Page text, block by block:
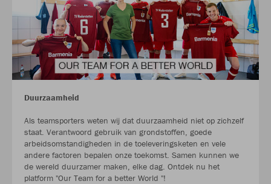
Duurzaamheid
Als teamsporters weten wij dat duurzaamheid niet op zichzelf
staat. Verantwoord gebruik van grondstoffen, goede
arbeidsomstandigheden in de toeleveringsketen en vele
andere factoren bepalen onze toekomst. Samen kunnen we
de wereld duurzamer maken, elke dag. Ontdek nu het
platform "Our Team for a better World "!